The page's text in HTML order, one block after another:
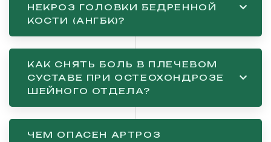
НЕКРОЗ ГОЛОВКИ БЕДРЕННОЙ
КОСТИ (АНГБК)?
КАК СНЯТЬ БОЛЬ В ПЛЕЧЕВОМ
СУСТАВЕ ПРИ ОСТЕОХОНДРОЗЕ
ШЕЙНОГО ОТДЕЛА?
ЧЕМ ОПАСЕН АРТРОЗ